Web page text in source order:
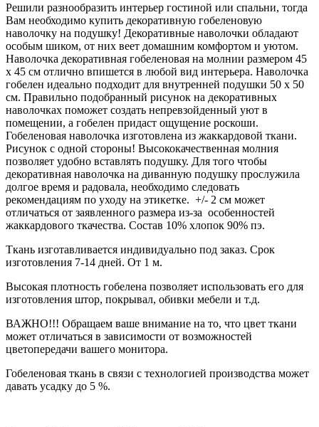
Решили разнообразить интерьер гостиной или спальни, тогда
Вам необходимо купить декоративную гобеленовую
наволочку на подушку! Декоративные наволочки обладают
особым шиком, от них веет домашним комфортом и уютом.
Наволочка декоративная гобеленовая на молнии размером 45
х 45 см отлично впишется в любой вид интерьера. Наволочка
гобелен идеально подходит для внутренней подушки 50 х 50
см. Правильно подобранный рисунок на декоративных
наволочках поможет создать непревзойденный уют в
помещении, а гобелен придаст ощущение роскоши.
Гобеленовая наволочка изготовлена из жаккардовой ткани.
Рисунок с одной стороны! Высококачественная молния
позволяет удобно вставлять подушку. Для того чтобы
декоративная наволочка на диванную подушку прослужила
долгое время и радовала, необходимо следовать
рекомендациям по уходу на этикетке. +/- 2 см может
отличаться от заявленного размера из-за особенностей
жаккардового ткачества. Состав 10% хлопок 90% пэ.
Ткань изготавливается индивидуально под заказ. Срок
изготовления 7-14 дней. От 1 м.
Высокая плотность гобелена позволяет использовать его для
изготовления штор, покрывал, обивки мебели и т.д.
ВАЖНО!!! Обращаем ваше внимание на то, что цвет ткани
может отличаться в зависимости от возможностей
цветопередачи вашего монитора.
Гобеленовая ткань в связи с технологией производства может
давать усадку до 5 %.